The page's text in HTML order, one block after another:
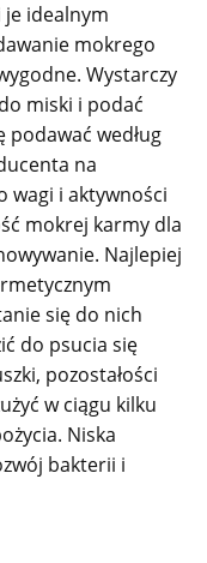
je idealnym
mokrego
Wystarczy
miski i podać
podawać według
na
wagi i aktywności
mokrej karmy dla
Najlepiej
się do nich
do psucia się
pozostałości
w ciągu kilku
Niska
bakterii i